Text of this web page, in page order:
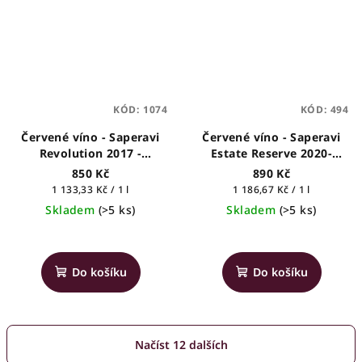
Červené víno - Saperavi
Revolution 2017 -
Solomnishvili - gruzínské
víno, 0,75l
850 Kč
Měrná
cena:
1 133,33 Kč / 1 l
Skladem (>5 ks)
Do košíku
KÓD: 1074
Červené víno - Saperavi
Estate Reserve 2020-
Vazisubani Estate -
gruzínské víno, 0,75l
890 Kč
Měrná
cena:
1 186,67 Kč / 1 l
Skladem (>5 ks)
hodnocení
produktu
Do košíku
KÓD: 494
Načíst 12 dalších